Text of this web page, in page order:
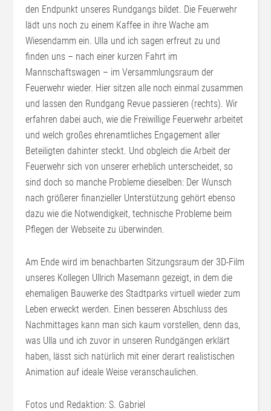
den Endpunkt unseres Rundgangs bildet. Die Feuerwehr
lädt uns noch zu einem Kaffee in ihre Wache am
Wiesendamm ein. Ulla und ich sagen erfreut zu und
finden uns – nach einer kurzen Fahrt im
Mannschaftswagen – im Versammlungsraum der
Feuerwehr wieder. Hier sitzen alle noch einmal zusammen
und lassen den Rundgang Revue passieren (rechts). Wir
erfahren dabei auch, wie die Freiwillige Feuerwehr arbeitet
und welch großes ehrenamtliches Engagement aller
Beteiligten dahinter steckt. Und obgleich die Arbeit der
Feuerwehr sich von unserer erheblich unterscheidet, so
sind doch so manche Probleme dieselben: Der Wunsch
nach größerer finanzieller Unterstützung gehört ebenso
dazu wie die Notwendigkeit, technische Probleme beim
Pflegen der Webseite zu überwinden.
Am Ende wird im benachbarten Sitzungsraum der 3D-Film
unseres Kollegen Ullrich Masemann gezeigt, in dem die
ehemaligen Bauwerke des Stadtparks virtuell wieder zum
Leben erweckt werden. Einen besseren Abschluss des
Nachmittages kann man sich kaum vorstellen, denn das,
was Ulla und ich zuvor in unseren Rundgängen erklärt
haben, lässt sich natürlich mit einer derart realistischen
Animation auf ideale Weise veranschaulichen.
Fotos und Redaktion: S. Gabriel